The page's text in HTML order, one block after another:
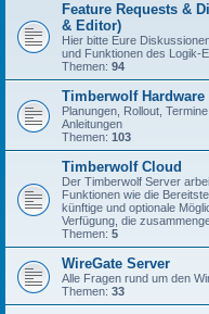
Feature Requests &
& Editor)
Hier bitte Eure
und Funktionen des Logik-
Themen: 94
Timberwolf Hardware
Planungen, Rollout,
Anleitungen
Themen: 103
Timberwolf Cloud
Der Timberwolf Server
Funktionen wie die
künftige und optionale
Verfügung, die
Themen: 5
WireGate Server
Alle Fragen rund um den
Themen: 33